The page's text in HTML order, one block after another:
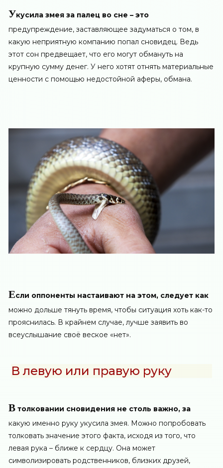
Укусила змея за палец во сне – это
предупреждение, заставляющее задуматься о том, в
какую неприятную компанию попал сновидец. Ведь
этот сон предвещает, что его могут обмануть на
крупную сумму денег. У него хотят отнять материальные
ценности с помощью недостойной аферы, обмана.
Если оппоненты настаивают на этом, следует как
можно дольше тянуть время, чтобы ситуация хоть как-то
прояснилась. В крайнем случае, лучше заявить во
всеуслышание своё веское «нет».
В левую или правую руку
В толковании сновидения не столь важно, за
какую именно руку укусила змея. Можно попробовать
толковать значение этого факта, исходя из того, что
левая рука – ближе к сердцу. Она может
символизировать родственников, близких друзей,